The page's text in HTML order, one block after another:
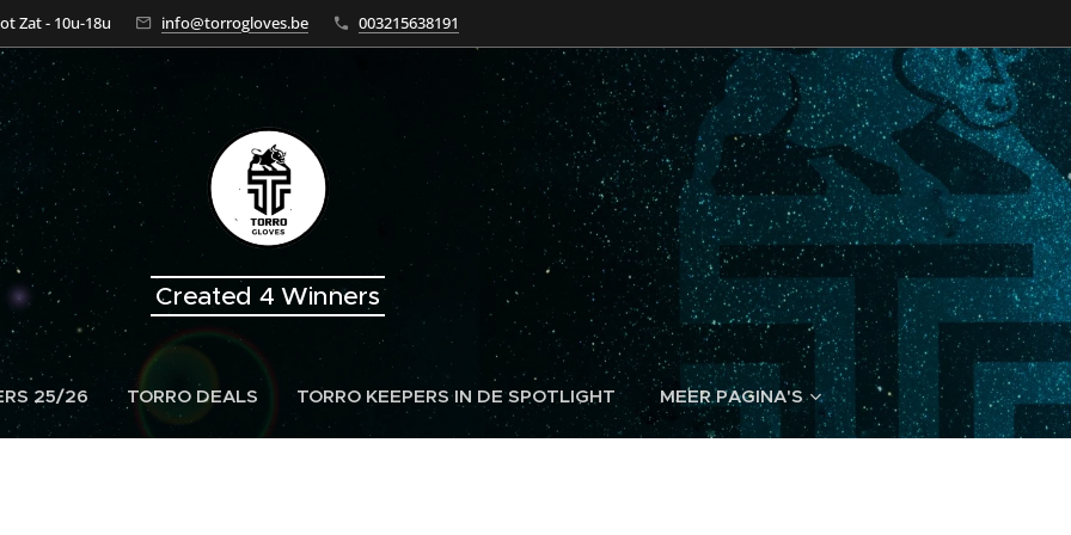
Zat - 10u-18u info@torrogloves.be 003215638191
Created 4 Winners
25/26 TORRO DEALS TORRO KEEPERS IN DE SPOTLIGHT MEER PAGINA'S